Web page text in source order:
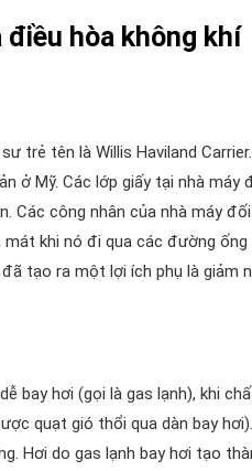
hòa không khí
trẻ tên là Willis Haviland
ở Mỹ. Các lớp giấy tại nhà máy
Các công nhân của nhà máy
khi nó đi qua các đường ống
tạo ra một lợi ích phụ là giảm
bay hơi (gọi là gas lạnh), khi
quạt gió thổi qua dàn bay hơi).
Hơi do gas lạnh bay hơi tạo